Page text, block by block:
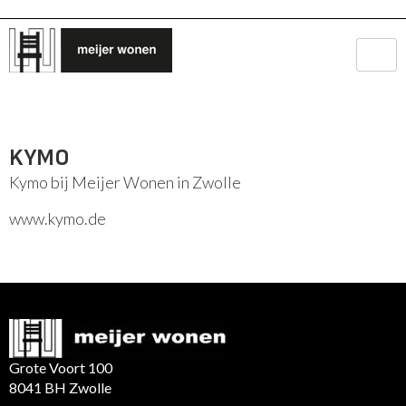
KYMO
Kymo bij Meijer Wonen in Zwolle
www.kymo.de
Grote Voort 100
8041 BH Zwolle